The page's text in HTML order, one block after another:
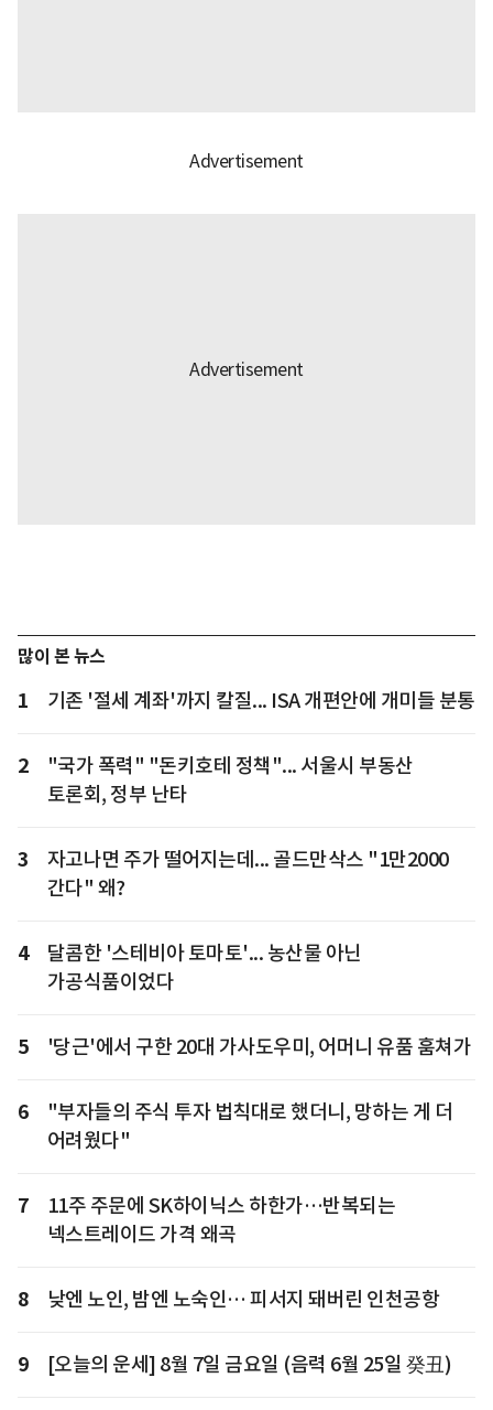
많이 본 뉴스
1 기존 '절세 계좌'까지 칼질... ISA 개편안에 개미들 분통
2
"국가 폭력" "돈키호테 정책"... 서울시 부동산
토론회, 정부 난타
3
자고나면 주가 떨어지는데... 골드만삭스 "1만2000
간다" 왜?
4
달콤한 '스테비아 토마토'... 농산물 아닌
가공식품이었다
5 '당근'에서 구한 20대 가사도우미, 어머니 유품 훔쳐가
6
"부자들의 주식 투자 법칙대로 했더니, 망하는 게 더
어려웠다"
7
11주 주문에 SK하이닉스 하한가…반복되는
넥스트레이드 가격 왜곡
8 낮엔 노인, 밤엔 노숙인… 피서지 돼버린 인천공항
9 [오늘의 운세] 8월 7일 금요일 (음력 6월 25일 癸丑)